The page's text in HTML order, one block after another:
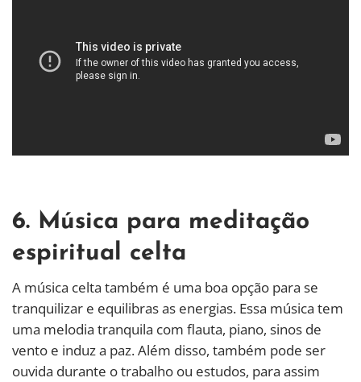
6. Música para meditação
espiritual celta
A música celta também é uma boa opção para se
tranquilizar e equilibras as energias. Essa música tem
uma melodia tranquila com flauta, piano, sinos de
vento e induz a paz. Além disso, também pode ser
ouvida durante o trabalho ou estudos, para assim